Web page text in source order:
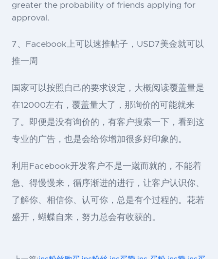
greater the probability of friends applying for
approval.
7、Facebook上可以速推帖子，USD7美金就可以
推一周
国家可以按照自己的要求设定，大概阅读覆盖量是
在12000左右，覆盖量大了，那询价的可能就来
了。即便是没有询价的，有客户搜索一下，看到这
专业的广告，也是会给你增加很多好印象的。
利用Facebook开发客户不是一蹴而就的，不能着
急、得慢慢来，循序渐进的进行，让客户认识你、
了解你、相信你、认可你，总是有个过程的。花若
盛开，蝴蝶自来，努力总会有收获的。